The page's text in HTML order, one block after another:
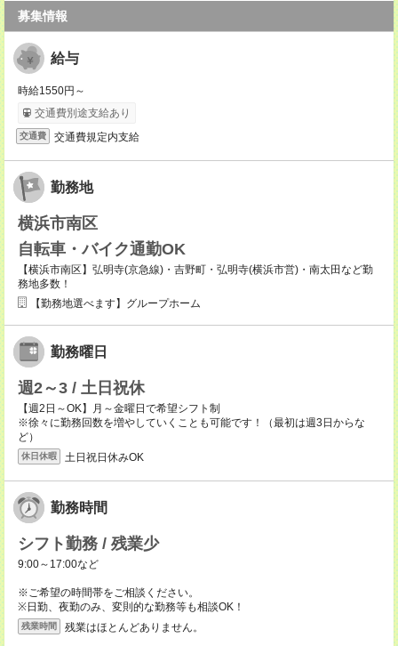
募集情報
給与
時給1550円～
交通費別途支給あり
交通費 交通費規定内支給
勤務地
横浜市南区
自転車・バイク通勤OK
【横浜市南区】弘明寺(京急線)・吉野町・弘明寺(横浜市営)・南太田など勤
務地多数！
【勤務地選べます】グループホーム
勤務曜日
週2～3 / 土日祝休
【週2日～OK】月～金曜日で希望シフト制
※徐々に勤務回数を増やしていくことも可能です！（最初は週3日からな
ど）
休日休暇 土日祝日休みOK
勤務時間
シフト勤務 / 残業少
9:00～17:00など
※ご希望の時間帯をご相談ください。
※日勤、夜勤のみ、変則的な勤務等も相談OK！
残業時間 残業はほとんどありません。